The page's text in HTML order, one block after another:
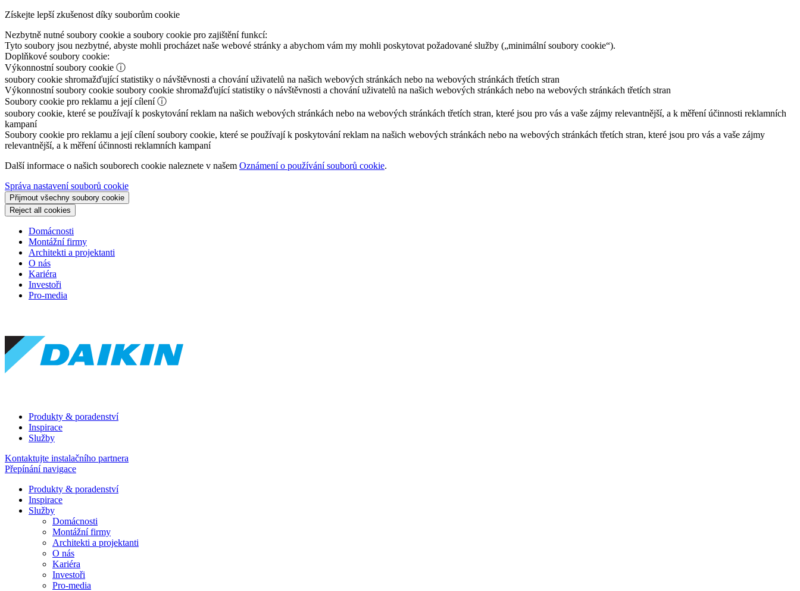
Získejte lepší zkušenost díky souborům cookie
Nezbytně nutné soubory cookie a soubory cookie pro zajištění funkcí:
Tyto soubory jsou nezbytné, abyste mohli procházet naše webové stránky a abychom vám my mohli poskytovat požadované služby („minimální soubory cookie“).
Doplňkové soubory cookie:
Výkonnostní soubory cookie ⓘ
soubory cookie shromažďující statistiky o návštěvnosti a chování uživatelů na našich webových stránkách nebo na webových stránkách třetích stran
Výkonnostní soubory cookie soubory cookie shromažďující statistiky o návštěvnosti a chování uživatelů na našich webových stránkách nebo na webových stránkách třetích stran
Soubory cookie pro reklamu a její cílení ⓘ
soubory cookie, které se používají k poskytování reklam na našich webových stránkách nebo na webových stránkách třetích stran, které jsou pro vás a vaše zájmy relevantnější, a k měření účinnosti reklamních
kampaní
Soubory cookie pro reklamu a její cílenísoubory cookie, které se používají k poskytování reklam na našich webových stránkách nebo na webových stránkách třetích stran, které jsou pro vás a vaše zájmy
relevantnější, a k měření účinnosti reklamních kampaní
Další informace o našich souborech cookie naleznete v našem Oznámení o používání souborů cookie.
Správa nastavení souborů cookie
Přijmout všechny soubory cookie
Reject all cookies
Domácnosti
Montážní firmy
Architekti a projektanti
O nás
Kariéra
Investoři
Pro-media
Produkty & poradenství
Inspirace
Služby
Kontaktujte instalačního partnera
Přepínání navigace
Produkty & poradenství
Inspirace
Služby
Domácnosti
Montážní firmy
Architekti a projektanti
O nás
Kariéra
Investoři
Pro-media